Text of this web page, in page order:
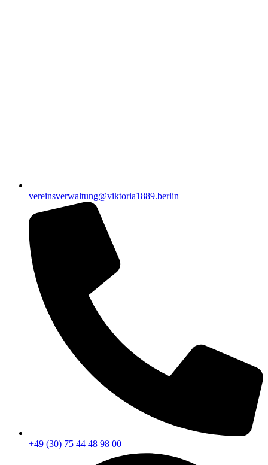
vereinsverwaltung@viktoria1889.berlin
+49 (30) 75 44 48 98 00